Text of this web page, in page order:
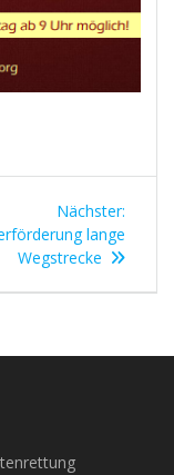
Nächster:
lange
Wegstrecke